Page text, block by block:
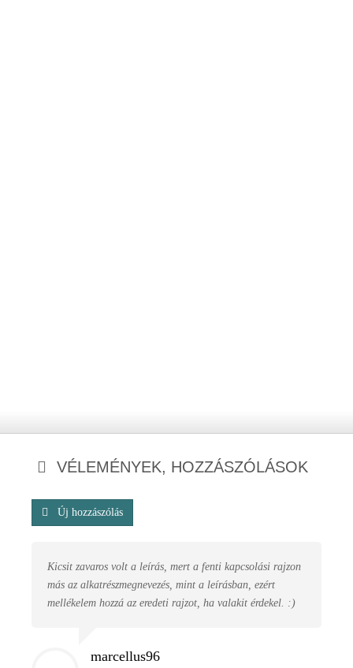
VÉLEMÉNYEK, HOZZÁSZÓLÁSOK
Új hozzászólás
Kicsit zavaros volt a leírás, mert a fenti kapcsolási rajzon
más az alkatrészmegnevezés, mint a leírásban, ezért
mellékelem hozzá az eredeti rajzot, ha valakit érdekel. :)
marcellus96